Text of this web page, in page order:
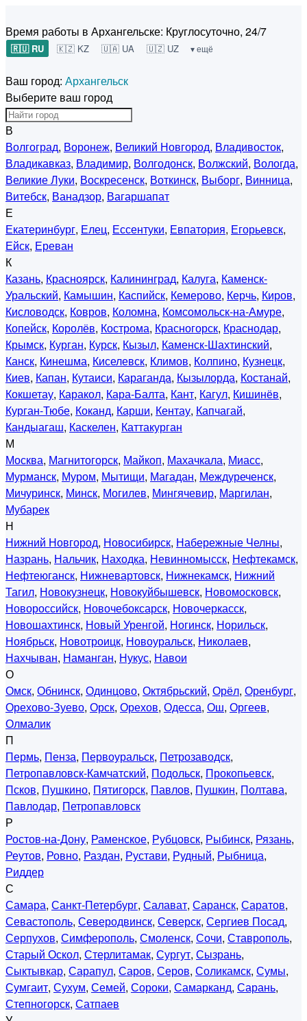
Время работы в Архангельске: Круглосуточно, 24/7
🇷🇺 RU 🇰🇿 KZ 🇺🇦 UA 🇺🇿 UZ ▾ ещё
Ваш город: Архангельск
Выберите ваш город
В
Волгоград, Воронеж, Великий Новгород, Владивосток,
Владикавказ, Владимир, Волгодонск, Волжский, Вологда,
Великие Луки, Воскресенск, Воткинск, Выборг, Винница,
Витебск, Ванадзор, Вагаршапат
Е
Екатеринбург, Елец, Ессентуки, Евпатория, Егорьевск,
Ейск, Ереван
К
Казань, Красноярск, Калининград, Калуга, Каменск-
Уральский, Камышин, Каспийск, Кемерово, Керчь, Киров,
Кисловодск, Ковров, Коломна, Комсомольск-на-Амуре,
Копейск, Королёв, Кострома, Красногорск, Краснодар,
Крымск, Курган, Курск, Кызыл, Каменск-Шахтинский,
Канск, Кинешма, Киселевск, Климов, Колпино, Кузнецк,
Киев, Капан, Кутаиси, Караганда, Кызылорда, Костанай,
Кокшетау, Каракол, Кара-Балта, Кант, Кагул, Кишинёв,
Курган-Тюбе, Коканд, Карши, Кентау, Капчагай,
Кандыагаш, Каскелен, Каттакурган
М
Москва, Магнитогорск, Майкоп, Махачкала, Миасс,
Мурманск, Муром, Мытищи, Магадан, Междуреченск,
Мичуринск, Минск, Могилев, Мингячевир, Маргилан,
Мубарек
Н
Нижний Новгород, Новосибирск, Набережные Челны,
Назрань, Нальчик, Находка, Невинномысск, Нефтекамск,
Нефтеюганск, Нижневартовск, Нижнекамск, Нижний
Тагил, Новокузнецк, Новокуйбышевск, Новомосковск,
Новороссийск, Новочебоксарск, Новочеркасск,
Новошахтинск, Новый Уренгой, Ногинск, Норильск,
Ноябрьск, Новотроицк, Новоуральск, Николаев,
Нахчыван, Наманган, Нукус, Навои
О
Омск, Обнинск, Одинцово, Октябрьский, Орёл, Оренбург,
Орехово-Зуево, Орск, Орехов, Одесса, Ош, Оргеев,
Олмалик
П
Пермь, Пенза, Первоуральск, Петрозаводск,
Петропавловск-Камчатский, Подольск, Прокопьевск,
Псков, Пушкино, Пятигорск, Павлов, Пушкин, Полтава,
Павлодар, Петропавловск
Р
Ростов-на-Дону, Раменское, Рубцовск, Рыбинск, Рязань,
Реутов, Ровно, Раздан, Рустави, Рудный, Рыбница,
Риддер
С
Самара, Санкт-Петербург, Салават, Саранск, Саратов,
Севастополь, Северодвинск, Северск, Сергиев Посад,
Серпухов, Симферополь, Смоленск, Сочи, Ставрополь,
Старый Оскол, Стерлитамак, Сургут, Сызрань,
Сыктывкар, Сарапул, Саров, Серов, Соликамск, Сумы,
Сумгаит, Сухум, Семей, Сороки, Самарканд, Сарань,
Степногорск, Сатпаев